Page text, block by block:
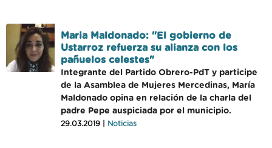
Maria Maldonado: "El gobierno de
Ustarroz refuerza su alianza con los
pañuelos celestes"
Integrante del Partido Obrero-PdT y participe
de la Asamblea de Mujeres Mercedinas, María
Maldonado opina en relación de la charla del
padre Pepe auspiciada por el municipio.
29.03.2019 | Noticias